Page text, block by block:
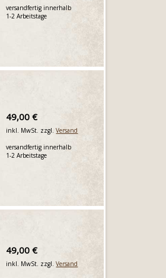
versandfertig innerhalb
1-2 Arbeitstage
49,00 €
inkl. MwSt. zzgl.Versand
versandfertig innerhalb
1-2 Arbeitstage
49,00 €
inkl. MwSt. zzgl.Versand